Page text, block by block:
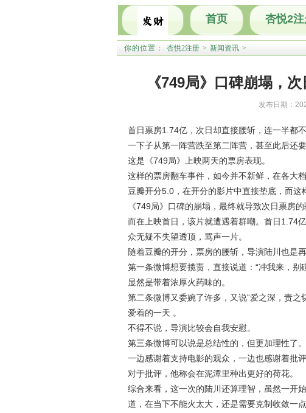
首页 杏悦2
你的位置： 杏悦2注册 > 新闻资讯 >
《749局》口碑崩塌，
发布日期：
首日票房1.74亿，次日却直接腰斩，连一半都不
一下子从第一阵营跌至第二阵营，甚至此后还要
这是《749局》上映两天的票房表现。
这样的票房翻车事件，如今并不新鲜，在各大
豆瓣开分5.0，在开分的影片中直接垫底，而这
《749局》口碑的崩塌，最终就导致次日票房的
而在上映首日，该片就遭遇着群嘲。首日1.74
众无疑不失望透顶，骂声一片。
随着豆瓣的开分，票房的腰斩，导演陆川也是
第一条微博想要揽责，直接说道：“冲我来，
显然是带着浓厚火药味的。
第二条微博又委婉了许多，又说“爱之深，责
爱着的一天 。
不得不说，导演比较会自我安慰。
第三条微博可以说是总结性的，但更加理性了。
一边感谢着支持电影的观众，一边也感谢着批评
对于批评，他称会在泥潭里种出更好的荷花。
综合来看，这一次的陆川还算理智，虽然一开
道，在当下不能火太大，还是需要克制收敛一点